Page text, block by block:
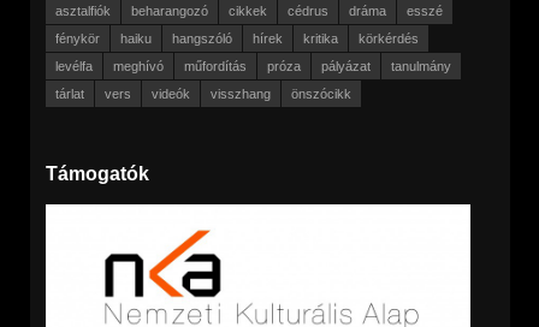
asztalfiók beharangozó cikkek cédrus dráma
esszé
fénykör
haiku hangszóló hírek kritika
körkérdés
levélfa
meghívó műfordítás próza pályázat
tanulmány
tárlat
vers videók visszhang önszócikk
Támogatók